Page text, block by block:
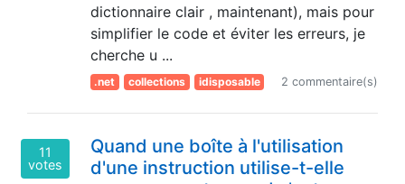
dictionnaire clair , maintenant), mais pour
simplifier le code et éviter les erreurs, je
cherche u ...
.net collections idisposable 2 commentaire(s)
11
votes
Quand une boîte à l'utilisation
d'une instruction utilise-t-elle